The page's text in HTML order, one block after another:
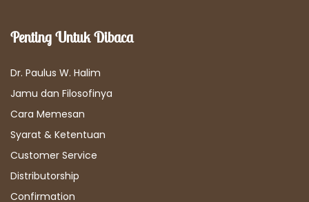
Penting Untuk Dibaca
Dr. Paulus W. Halim
Jamu dan Filosofinya
Cara Memesan
Syarat & Ketentuan
Customer Service
Distributorship
Confirmation